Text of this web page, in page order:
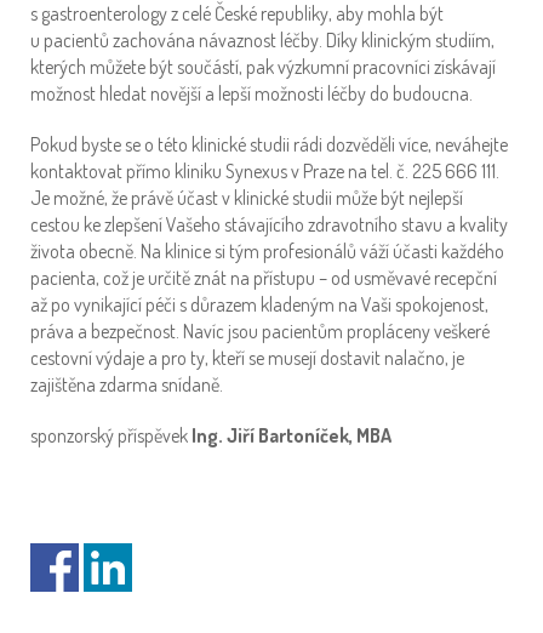
s gastroenterology z celé České republiky, aby mohla být
u pacientů zachována návaznost léčby. Díky klinickým studiím,
kterých můžete být součástí, pak výzkumní pracovníci získávají
možnost hledat novější a lepší možnosti léčby do budoucna.
Pokud byste se o této klinické studii rádi dozvěděli více, neváhejte
kontaktovat přímo kliniku Synexus v Praze na tel. č. 225 666 111.
Je možné, že právě účast v klinické studii může být nejlepší
cestou ke zlepšení Vašeho stávajícího zdravotního stavu a kvality
života obecně. Na klinice si tým profesionálů váží účasti každého
pacienta, což je určitě znát na přístupu – od usměvavé recepční
až po vynikající péči s důrazem kladeným na Vaši spokojenost,
práva a bezpečnost. Navíc jsou pacientům propláceny veškeré
cestovní výdaje a pro ty, kteří se musejí dostavit nalačno, je
zajištěna zdarma snídaně.
sponzorský příspěvek Ing. Jiří Bartoníček, MBA